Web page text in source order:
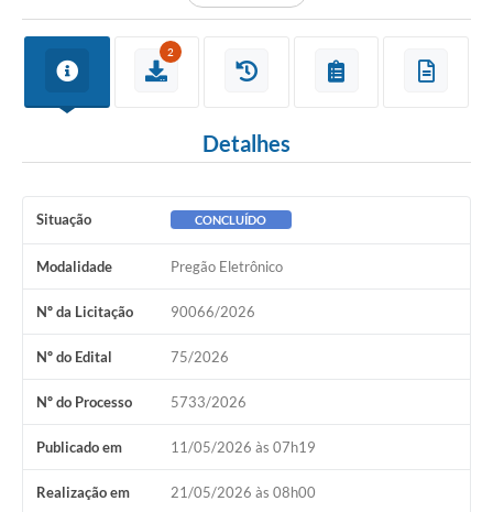
2
Detalhes
Situação CONCLUÍDO
Modalidade Pregão Eletrônico
Nº da Licitação 90066/2026
Nº do Edital 75/2026
Nº do Processo 5733/2026
Publicado em 11/05/2026 às 07h19
Realização em 21/05/2026 às 08h00